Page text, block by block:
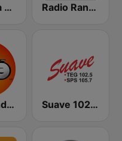
KMVK La Grande 107.5 FM Radio Ranchera Olanchito
EXA Honduras Suave 102.5 FM